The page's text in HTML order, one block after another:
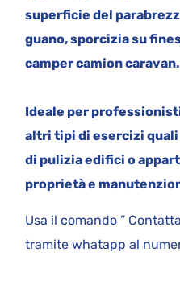
superficie del
guano, sporcizia su
camper camion caravan.
Ideale per
altri tipi di esercizi
di pulizia edifici o
proprietà e
Usa il comando ”
tramite whatapp al